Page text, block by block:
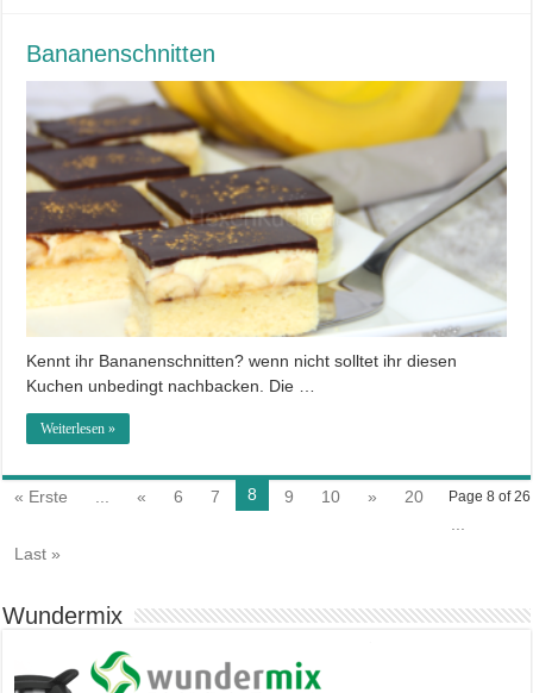
Bananenschnitten
Kennt ihr Bananenschnitten? wenn nicht solltet ihr diesen
Kuchen unbedingt nachbacken. Die …
Weiterlesen »
Page 8 of 26
« Erste « 6 7 8 9 10 »
20
Last »
Wundermix